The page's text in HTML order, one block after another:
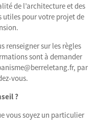
de l’architecture et des
utiles pour votre projet de
renseigner sur les règles
sont à demander
par
vous.
?
vous soyez un particulier